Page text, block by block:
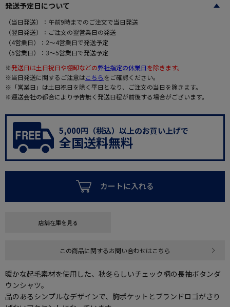
発送予定日について
（当日発送）：午前9時までのご注文で当日発送
（翌日発送）：ご注文の翌営業日の発送
（4営業日）：2～4営業日で発送予定
（5営業日）：3～5営業日で発送予定
※発送日は土日祝日や棚卸などの弊社指定の休業日を除きます。
※当日発送に関するご注意はこちらをご確認ください。
※「営業日」は土日祝日を除く平日となり、ご注文の当日を除きます。
※運送会社の都合により予告無く発送日程が前後する場合がございます。
5,000円（税込）以上のお買い上げで
全国送料無料
カートに入れる
店舗在庫を見る
この商品に関するお問い合わせはこちら
暖かな起毛素材を使用した、秋冬らしいチェック柄の長袖ボタンダ
ウンシャツ。
品のあるシンプルなデザインで、胸ポケットとブランドロゴがさり